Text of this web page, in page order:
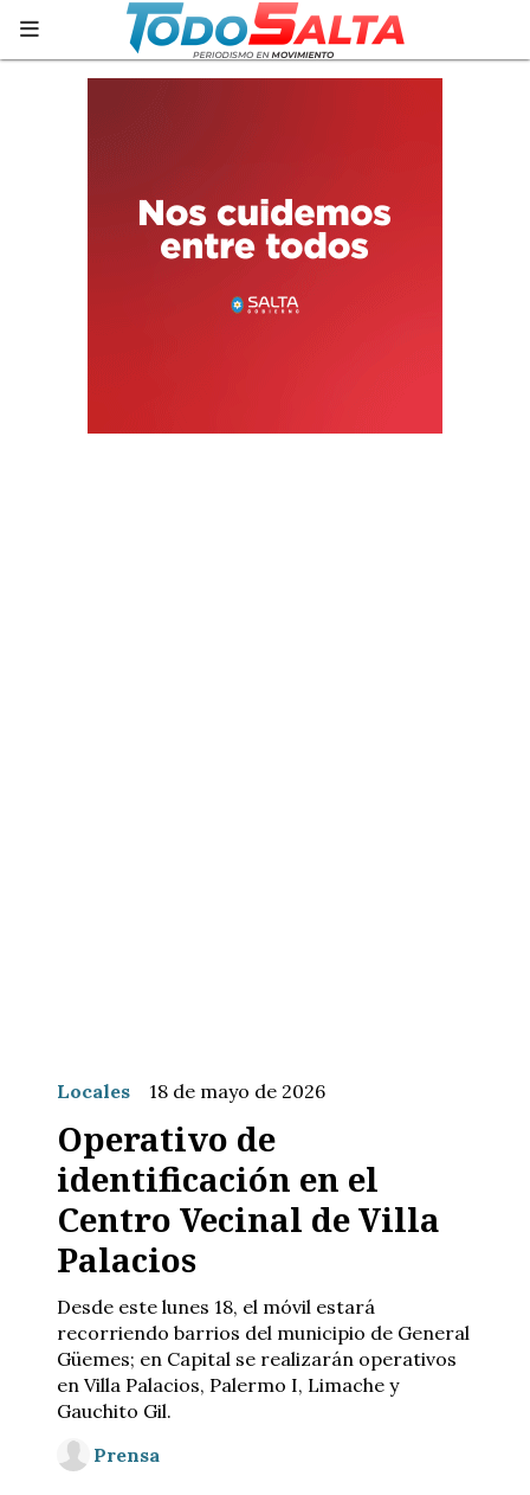
Operativo de
identificación en el
Centro Vecinal de Villa
Palacios
Desde este lunes 18, el móvil estará
recorriendo barrios del municipio de General
Güemes; en Capital se realizarán operativos
en Villa Palacios, Palermo I, Limache y
Gauchito Gil.
Locales 18 de mayo de 2026
Prensa